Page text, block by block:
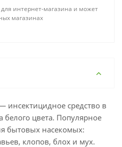
интернет-магазина и может
магазинах
инсектицидное средство в
цвета. Популярное
бытовых насекомых:
клопов, блох и мух.